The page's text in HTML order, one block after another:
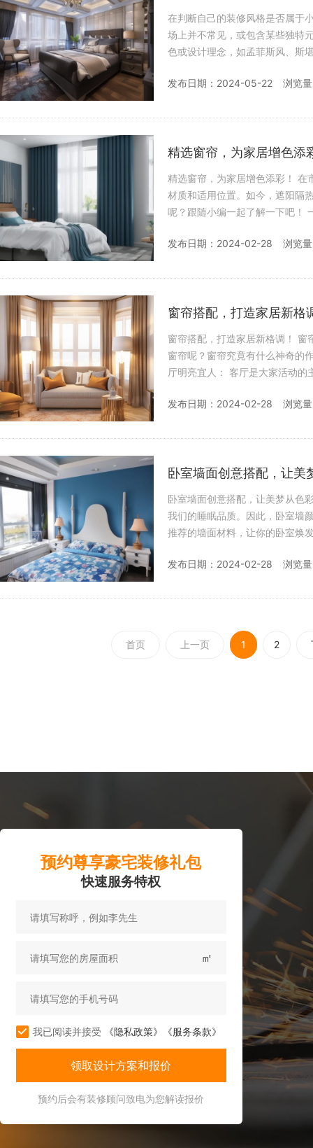
在判断自己的装修风格是否属于小众风格时，
场上并不常见，或包含某些独特
色或设计理念，如孟菲斯风、斯堪的纳维亚风
发布日期：2024-05-22
浏览
精选窗帘，为家居增色添
精选窗帘，为家居增色添彩！ 在市场上，窗帘的款式、类型和材质多种多样，但在选择时需要考虑窗帘的
材质和适用位置。如今，遮阳隔
呢？跟随小编一起了解一下吧！ 一、遮阳隔热窗帘的材质 棉质与麻质窗帘： 棉质和麻质窗帘常用于制作
发布日期：2024-02-28
浏览
窗帘搭配，打造家居新格
窗帘搭配，打造家居新格调！ 窗帘是家居装饰的点睛之笔，选择得当能为房间增色不少。怎样挑选合适的
窗帘呢？窗帘究竟有什么神奇的作用呢
厅明亮宜人： 客厅是大家活动的主要场所，为了创造一个明亮宜人的视觉效果，选择纱质材料的窗帘是不
发布日期：2024-02-28
浏览
卧室墙面创意搭配，让美
卧室墙面创意搭配，让美梦从色彩开始！ 卧室，是我们每天休憩的港湾，而卧室装
我们的睡眠品质。因此，卧室墙
推荐的墙面材料，让你的卧室焕发新的生机。 卧室墙颜色搭配技巧 经典白
发布日期：2024-02-28
浏览
首页 上一页 1 2
预约尊享豪宅装修礼包
快速服务特权
㎡
我已阅读并接受 《隐私政策》 《服务条款》
预约后会有装修顾问致电为您解读报价